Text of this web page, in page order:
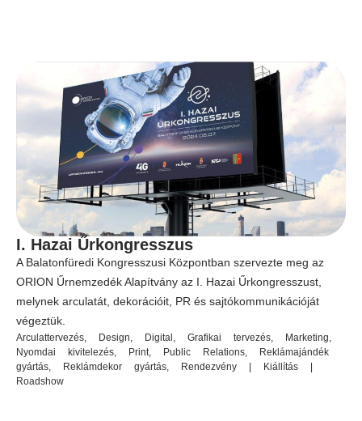
I. Hazai Űrkongresszus
A Balatonfüredi Kongresszusi Központban szervezte meg az
ORION Űrnemzedék Alapítvány az I. Hazai Űrkongresszust,
melynek arculatát, dekorációit, PR és sajtókommunikációját
végeztük.
Arculattervezés, Design, Digital , Grafikai tervezés, Marketing,
Nyomdai kivitelezés, Print, Public Relations,
Reklámajándék
gyártás, Reklámdekor gyártás,
Rendezvény | Kiállítás |
Roadshow